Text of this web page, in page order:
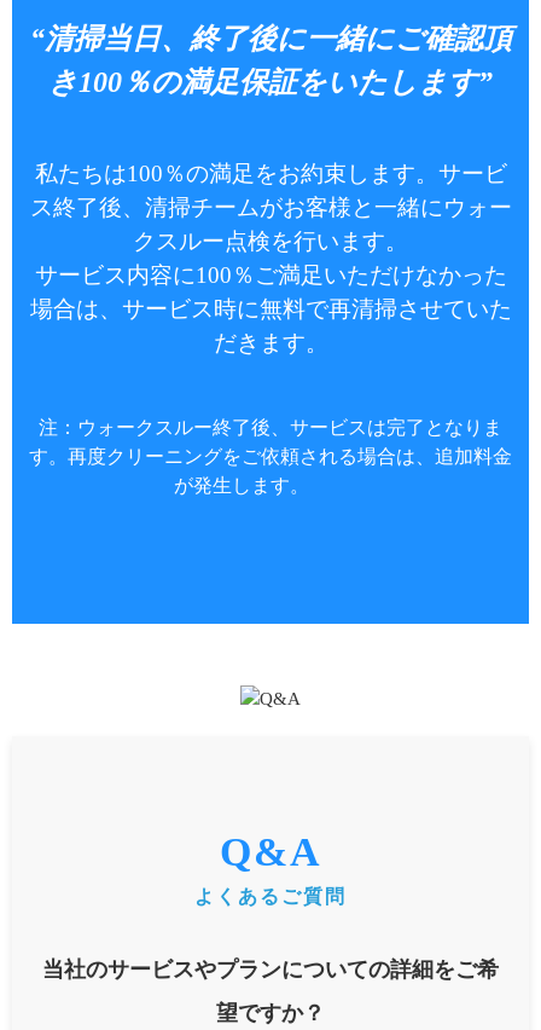
“清掃当日、終了後に一緒にご確認頂
き100％の満足保証をいたします”
私たちは100％の満足をお約束します。サービ
ス終了後、清掃チームがお客様と一緒にウォー
クスルー点検を行います。
サービス内容に100％ご満足いただけなかった
場合は、サービス時に無料で再清掃させていた
だきます。
注：ウォークスルー終了後、サービスは完了となりま
す。再度クリーニングをご依頼される場合は、追加料金
が発生します。
Q&A
よくあるご質問
当社のサービスやプランについての詳細をご希
望ですか？